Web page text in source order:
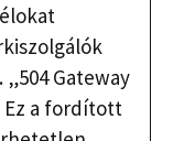
Gateway
Ez a fordított